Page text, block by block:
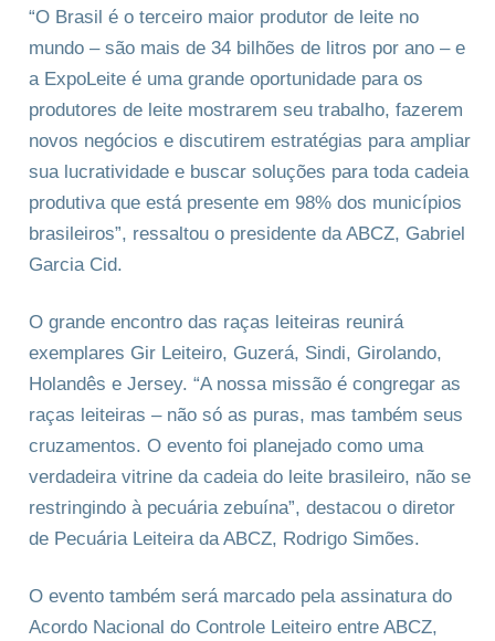
“O Brasil é o terceiro maior produtor de leite no
mundo – são mais de 34 bilhões de litros por ano – e
a ExpoLeite é uma grande oportunidade para os
produtores de leite mostrarem seu trabalho, fazerem
novos negócios e discutirem estratégias para ampliar
sua lucratividade e buscar soluções para toda cadeia
produtiva que está presente em 98% dos municípios
brasileiros”, ressaltou o presidente da ABCZ, Gabriel
Garcia Cid.
O grande encontro das raças leiteiras reunirá
exemplares Gir Leiteiro, Guzerá, Sindi, Girolando,
Holandês e Jersey. “A nossa missão é congregar as
raças leiteiras – não só as puras, mas também seus
cruzamentos. O evento foi planejado como uma
verdadeira vitrine da cadeia do leite brasileiro, não se
restringindo à pecuária zebuína”, destacou o diretor
de Pecuária Leiteira da ABCZ, Rodrigo Simões.
O evento também será marcado pela assinatura do
Acordo Nacional do Controle Leiteiro entre ABCZ,